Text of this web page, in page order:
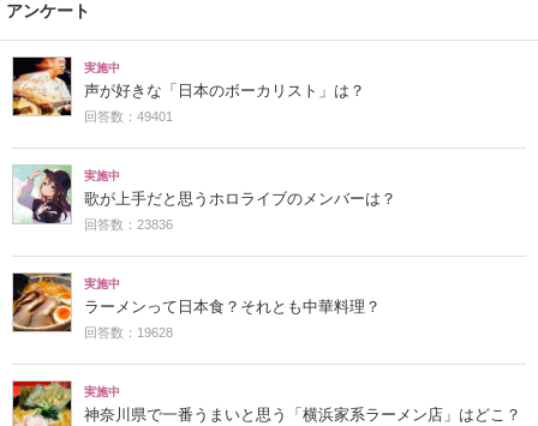
アンケート
実施中
声が好きな「日本のボーカリスト」は？
回答数：49401
実施中
歌が上手だと思うホロライブのメンバーは？
回答数：23836
実施中
ラーメンって日本食？それとも中華料理？
回答数：19628
実施中
神奈川県で一番うまいと思う「横浜家系ラーメン店」はどこ？